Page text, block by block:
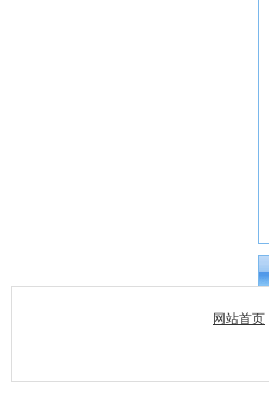
网站首页